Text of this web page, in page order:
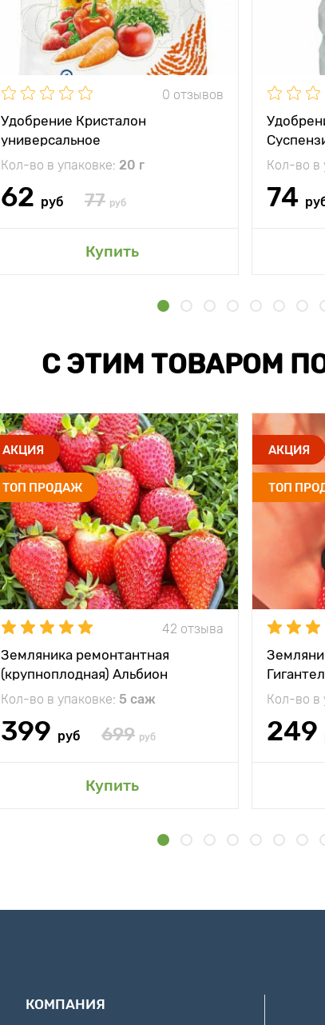
0 отзывов
Удобрение Кристалон
универсальное
Кол-во в упаковке: 20 г
62 руб 77 руб
Купить
Кол-во в
74
С ЭТИМ ТОВАРОМ
АКЦИЯ
ТОП ПРОДАЖ
42 отзыва
Земляника ремонтантная
(крупноплодная) Альбион
Кол-во в упаковке: 5 саж
399 руб 699 руб
Купить
АКЦИЯ
ТОП
Кол-во в
249
КОМПАНИЯ